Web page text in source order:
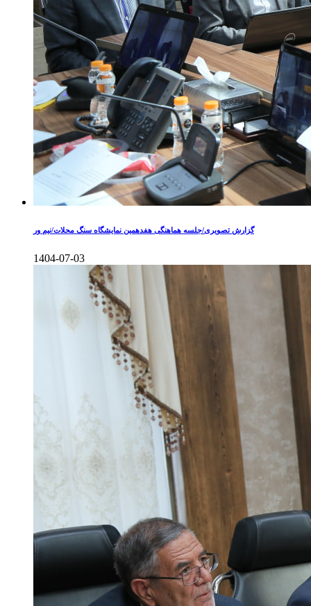
گزارش تصویری/جلسه هماهنگی هفدهمین نمایشگاه سنگ محلات/نیم ور
1404-07-03